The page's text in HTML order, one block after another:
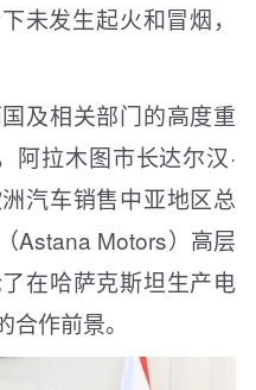
发生起火和冒烟，
及相关部门的高度重
阿拉木图市长达尔汉·
汽车销售中亚地区总
Astana Motors）高层
在哈萨克斯坦生产电
作前景。